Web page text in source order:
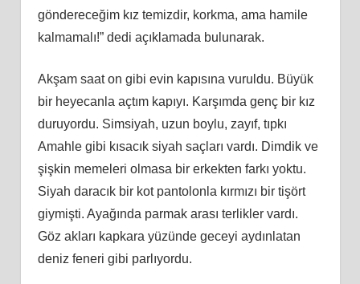
göndereceğim kız temizdir, korkma, ama hamile
kalmamalı!” dedi açıklamada bulunarak.
Akşam saat on gibi evin kapısına vuruldu. Büyük
bir heyecanla açtım kapıyı. Karşımda genç bir kız
duruyordu. Simsiyah, uzun boylu, zayıf, tıpkı
Amahle gibi kısacık siyah saçları vardı. Dimdik ve
şişkin memeleri olmasa bir erkekten farkı yoktu.
Siyah daracık bir kot pantolonla kırmızı bir tişört
giymişti. Ayağında parmak arası terlikler vardı.
Göz akları kapkara yüzünde geceyi aydınlatan
deniz feneri gibi parlıyordu.